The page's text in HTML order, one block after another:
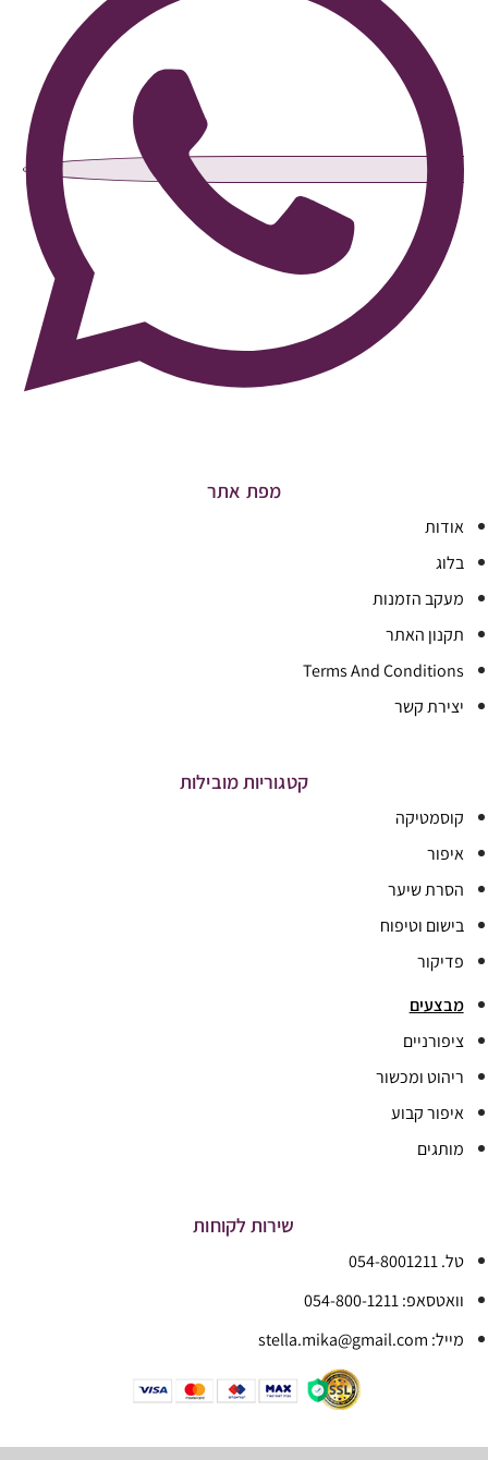
מפת אתר
אודות
בלוג
מעקב הזמנות
תקנון האתר
Terms And Conditions
יצירת קשר
קטגוריות מובילות
קוסמטיקה
איפור
הסרת שיער
בישום וטיפוח
פדיקור
מבצעים
ציפורניים
ריהוט ומכשור
איפור קבוע
מותגים
שירות לקוחות
טל. 054-8001211
וואטסאפ: 054-800-1211
מייל: stella.mika@gmail.com